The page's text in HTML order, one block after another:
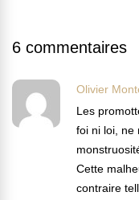
6 commentaires
Olivier
Les
foi ni loi, ne
Cette
contraire